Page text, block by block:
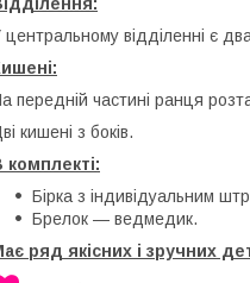
центральному відділенні є
передній частині ранця
кишені з боків.
комплекті:
Бірка з індивідуальним
Брелок — ведмедик.
ряд якісних і зручних